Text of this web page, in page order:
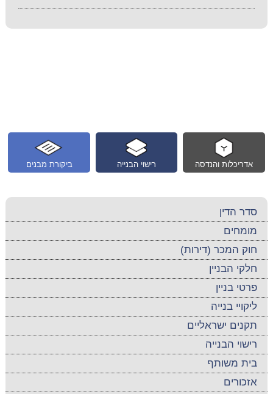
ביקורת מבנים רישוי הבנייה אדריכלות והנדסה
סדר הדין
מומחים
חוק המכר (דירות)
חלקי הבניין
פרטי בניין
ליקויי בנייה
תקנים ישראליים
רישוי הבנייה
בית משותף
אזכורים